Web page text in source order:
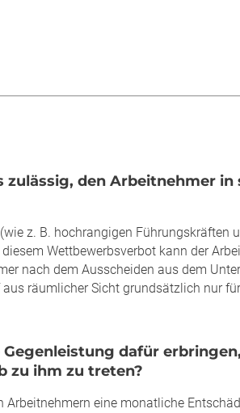
zulässig, den Arbeitnehmer
z. B. hochrangigen Führungskräften
Wettbewerbsverbot kann der
nach dem Ausscheiden aus dem
räumlicher Sicht grundsätzlich nur
dafür
zu ihm zu treten?
Arbeitnehmern eine monatliche